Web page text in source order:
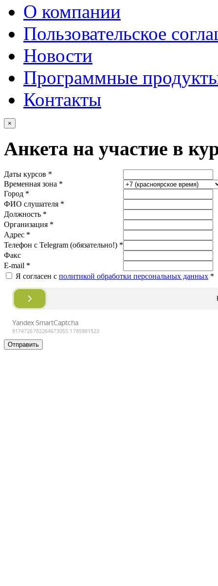
О компании
Пользовательское
Новости
Программные
Контакты
×
Анкета на участие в
Даты курсов *
Временная зона *
Город *
ФИО слушателя *
Должность *
Организация *
Адрес *
Телефон с Telegram (обязательно!) *
Факс
E-mail *
Я согласен с политикой обработки персональных данных *
Отправить